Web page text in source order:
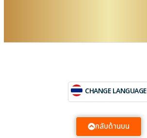
CHANGE LANGUAGE
กลับด้านบน